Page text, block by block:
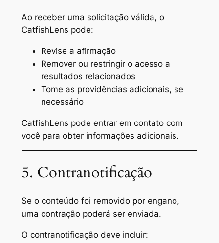
Ao receber uma solicitação válida, o
CatfishLens pode:
Revise a afirmação
Remover ou restringir o acesso a
resultados relacionados
Tome as providências adicionais, se
necessário
CatfishLens pode entrar em contato com
você para obter informações adicionais.
5. Contranotificação
Se o conteúdo foi removido por engano,
uma contração poderá ser enviada.
O contranotificação deve incluir: